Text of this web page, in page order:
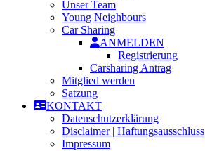
Unser Team
Young Neighbours
Car Sharing
ANMELDEN
Registrierung
Carsharing Antrag
Mitglied werden
Satzung
KONTAKT
Datenschutzerklärung
Disclaimer | Haftungsausschluss
Impressum